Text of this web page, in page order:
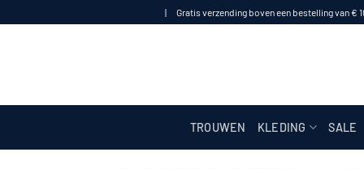
naar
| Gratis verzending boven een bestelling van
TROUWEN KLEDING SALE